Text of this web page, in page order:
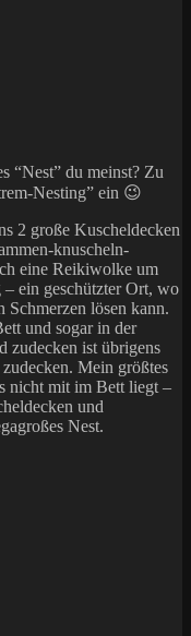
“Nest” du meinst? Zu
Nesting” ein 😉
2 große Kuscheldecken
knuscheln-
eine Reikiwolke um
ein geschützter Ort, wo
Schmerzen lösen kann.
und sogar in der
zudecken ist übrigens
Mein größtes
nicht mit im Bett liegt –
und
Nest.